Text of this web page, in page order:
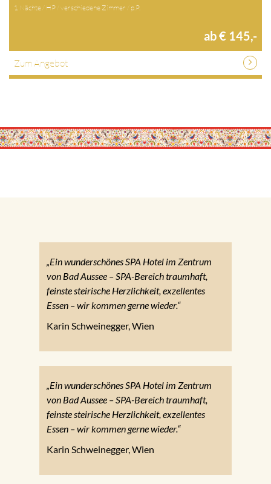
1 Nächte / HP / verschiedene Zimmer / p.P.
ab € 145,-
Zum Angebot
„Ein wunderschönes SPA Hotel im Zentrum
von Bad Aussee – SPA-Bereich traumhaft,
feinste steirische Herzlichkeit, exzellentes
Essen – wir kommen gerne wieder.“
Karin Schweinegger, Wien
„Ein wunderschönes SPA Hotel im Zentrum
von Bad Aussee – SPA-Bereich traumhaft,
feinste steirische Herzlichkeit, exzellentes
Essen – wir kommen gerne wieder.“
Karin Schweinegger, Wien